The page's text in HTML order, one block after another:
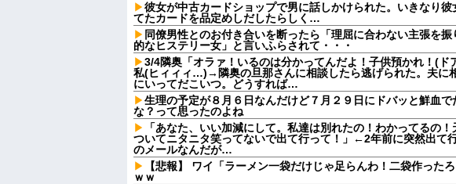
彼女が中古カードショップで男に話しかけられた。いきなり彼
てたカードを品定めしだしたらしく…
同僚男性とのお付き合いを断ったら「理屈に合わない主張を振
的なヒステリー女」と言いふらされて・・・
3/4隣奥「オラァ！いるのは分かってんだよ！子供預かれ！(ド
私(ヒィィィ…)→隣奥の旦那さんに相談したら逃げられた。夫に
にいってだこいつ。どうすれば…
生理の予定が８月６日なんだけど７月２９日にドバッと鮮血で
な？って思ったのよね
「あなた、いい加減にして。私達は別れたの！わかってるの！
ついてニタニタ笑ってないで出て行って！」←2年前に突然出て
のメールなんだが…
【悲報】 ワイ「ラーメン一袋だけじゃ足らんわ！二袋作った
ｗｗ